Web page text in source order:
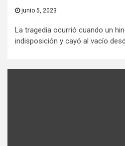
junio 5, 2023
La tragedia ocurrió cuando un
indisposición y cayó al vacío